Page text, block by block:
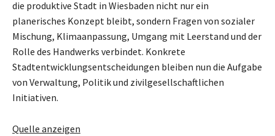
die produktive Stadt in Wiesbaden nicht nur ein
planerisches Konzept bleibt, sondern Fragen von sozialer
Mischung, Klimaanpassung, Umgang mit Leerstand und der
Rolle des Handwerks verbindet. Konkrete
Stadtentwicklungsentscheidungen bleiben nun die Aufgabe
von Verwaltung, Politik und zivilgesellschaftlichen
Initiativen.
Quelle anzeigen